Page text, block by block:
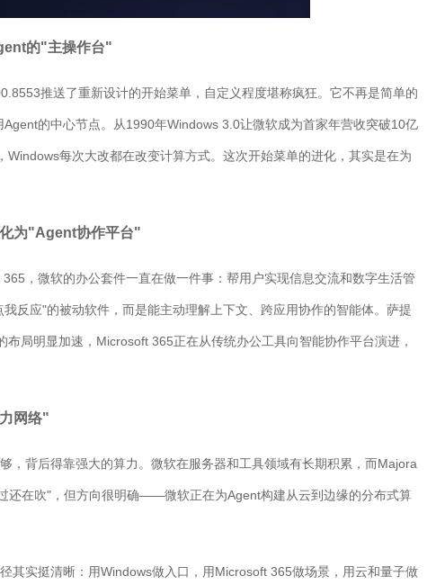
的"主操作台"
推送了重新设计的开始菜单，自定义程度堪称疯狂。它不再是简单的
的中心节点。从1990年Windows 3.0让微软成为首家年营收突破10亿
每次大改都在改变计算方式。这次开始菜单的进化，其实是在为
为"Agent协作平台"
，微软的办公套件一直在做一件事：帮用户实现信息交流和数字生活管
反应"的被动软件，而是能主动理解上下文、跨应用协作的智能体。萨提
布局明显加速，Microsoft 365正在从传统办公工具向智能协作平台演进，
网络"
，背后得靠强大的算力。微软在服务器和工具领域有长期积累，而Majora
还在吹"，但方向很明确——微软正在为Agent构建从云到边缘的分布式算
其实挺清晰：用Windows做入口，用Microsoft 365做场景，用云和量子做